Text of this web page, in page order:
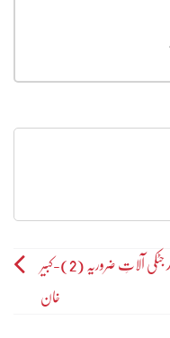
چند جٹکی آلاتِ ضروریہ (2)-کبیر
خان